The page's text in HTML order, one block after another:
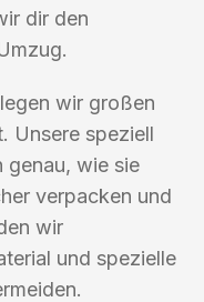
dir den
wir großen
Unsere speziell
genau, wie sie
verpacken und
wir
und spezielle